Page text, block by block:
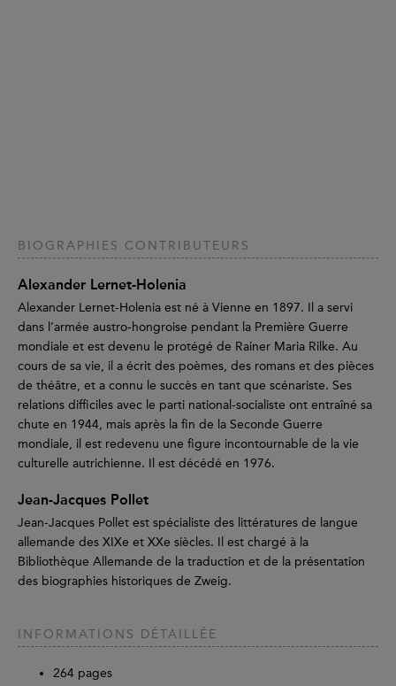
BIOGRAPHIES CONTRIBUTEURS
Alexander Lernet-Holenia
Alexander Lernet-Holenia est né à Vienne en 1897. Il a servi
dans l’armée austro-hongroise pendant la Première Guerre
mondiale et est devenu le protégé de Rainer Maria Rilke. Au
cours de sa vie, il a écrit des poèmes, des romans et des pièces
de théâtre, et a connu le succès en tant que scénariste. Ses
relations difficiles avec le parti national-socialiste ont entraîné sa
chute en 1944, mais après la fin de la Seconde Guerre
mondiale, il est redevenu une figure incontournable de la vie
culturelle autrichienne. Il est décédé en 1976.
Jean-Jacques Pollet
Jean-Jacques Pollet est spécialiste des littératures de langue
allemande des XIXe et XXe siècles. Il est chargé à la
Bibliothèque Allemande de la traduction et de la présentation
des biographies historiques de Zweig.
INFORMATIONS DÉTAILLÉE
264 pages